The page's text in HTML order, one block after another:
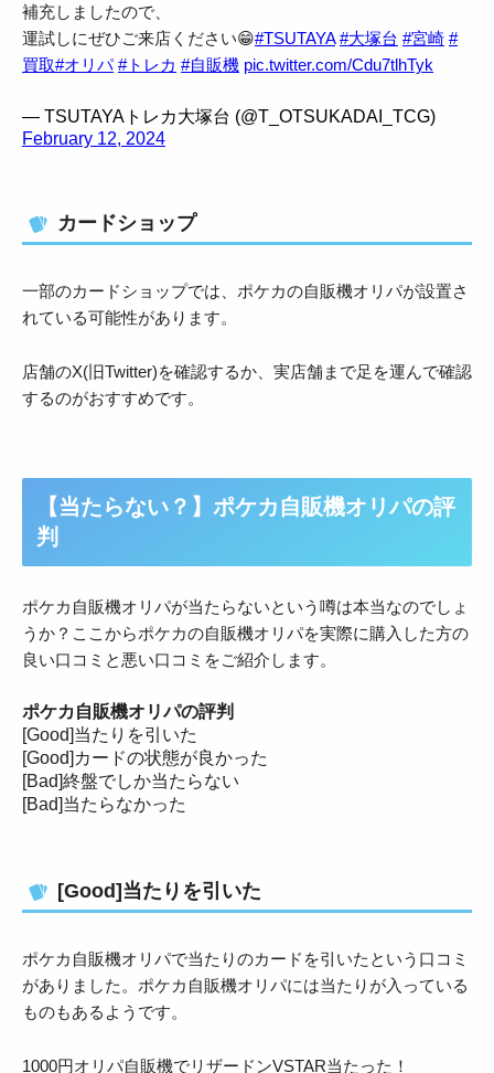
補充しましたので、
運試しにぜひご来店ください😁#TSUTAYA #大塚台 #宮崎 #
買取#オリパ #トレカ #自販機 pic.twitter.com/Cdu7tlhTyk
— TSUTAYAトレカ大塚台 (@T_OTSUKADAI_TCG)
February 12, 2024
カードショップ
一部のカードショップでは、ポケカの自販機オリパが設置さ
れている可能性があります。
店舗のX(旧Twitter)を確認するか、実店舗まで足を運んで確認
するのがおすすめです。
【当たらない？】ポケカ自販機オリパの評
判
ポケカ自販機オリパが当たらないという噂は本当なのでしょ
うか？ここからポケカの自販機オリパを実際に購入した方の
良い口コミと悪い口コミをご紹介します。
ポケカ自販機オリパの評判
[Good]当たりを引いた
[Good]カードの状態が良かった
[Bad]終盤でしか当たらない
[Bad]当たらなかった
[Good]当たりを引いた
ポケカ自販機オリパで当たりのカードを引いたという口コミ
がありました。ポケカ自販機オリパには当たりが入っている
ものもあるようです。
1000円オリパ自販機でリザードンVSTAR当たった！